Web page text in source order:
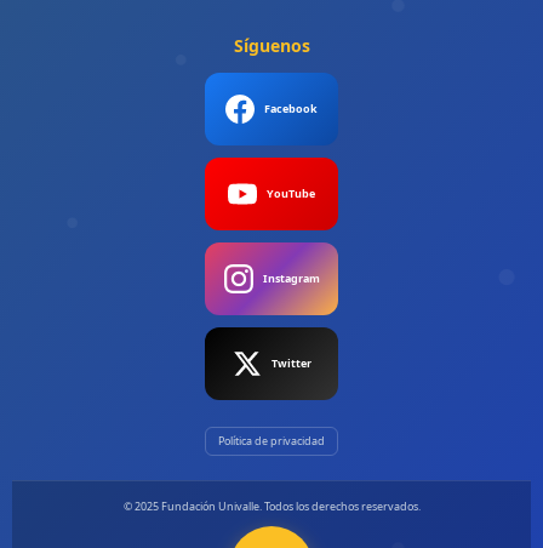
Síguenos
Facebook
YouTube
Instagram
Twitter
Política de privacidad
© 2025 Fundación Univalle. Todos los derechos reservados.